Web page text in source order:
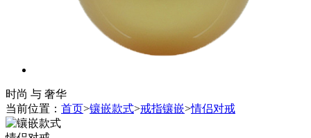
时尚 与 奢华
当前位置： 首页>镶嵌款式>戒指镶嵌>情侣对戒